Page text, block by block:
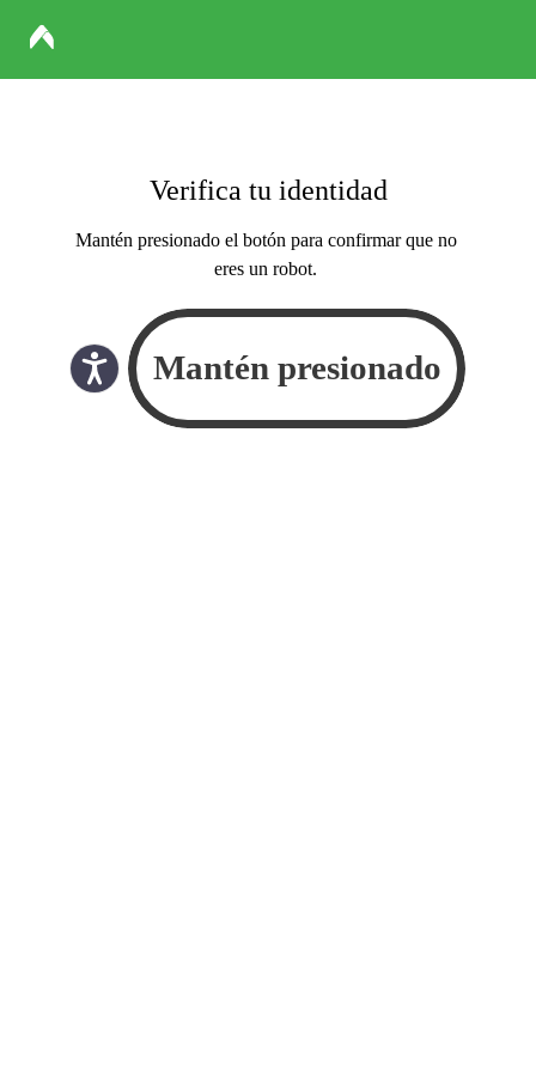
Verifica tu identidad
Mantén presionado el botón para confirmar que no
eres un robot.